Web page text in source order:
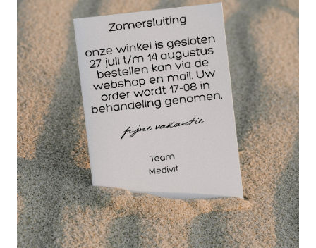
zaken waar je op moet letten. Gymballen zijn
verkrijgbaar in verschillende kleuren en maten, dus
je kunt de kleur kiezen die jij mooi vindt. Maar de
maat is belangrijk. Je kunt de juiste maat fitnessbal
bepalen op basis van je lichaamslengte. Als je de
bal als bureaustoel wilt gebruiken, raden we aan
om een maat kleiner te bestellen, afhankelijk van de
hoogte van het bureau. Voor je lichaamslengte ga
je rechtop staan tegen de muur en meet je de
afstand vanaf de grond tot aan het streepje op de
muur. Op onze website kun je tabellen vinden met
de fitnessballen van Matchu Sports die het meest
geschikt zijn voor jou, gebaseerd op je armlengte of
lichaamslengte.